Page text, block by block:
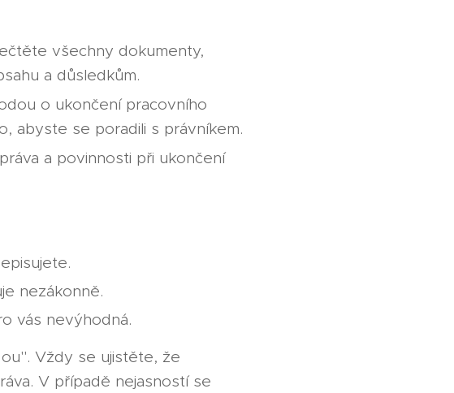
všechny dokumenty,
a důsledkům.
o ukončení pracovního
abyste se poradili s právníkem.
a povinnosti při ukončení
nezákonně.
vás nevýhodná.
Vždy se ujistěte, že
V případě nejasností se